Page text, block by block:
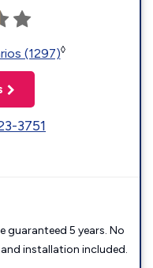
(1297)◊
3751
guaranteed 5 years. No
installation included.